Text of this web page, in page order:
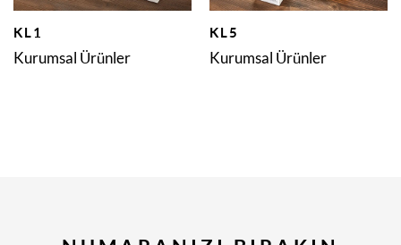
KL1
Kurumsal Ürünler
KL5
Kurumsal Ürünler